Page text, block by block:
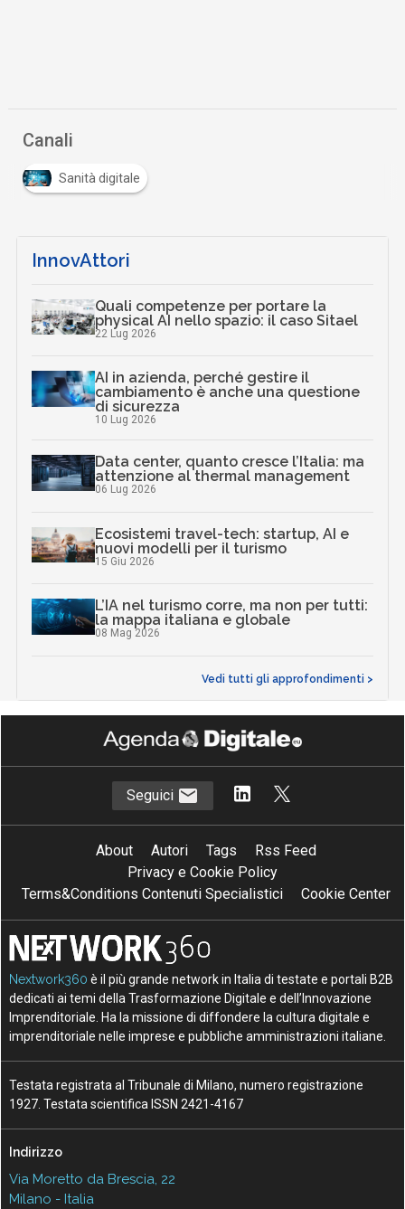
Canali
Sanità digitale
InnovAttori
Quali competenze per portare la
physical AI nello spazio: il caso Sitael
22 Lug 2026
AI in azienda, perché gestire il
cambiamento è anche una questione
di sicurezza
10 Lug 2026
Data center, quanto cresce l’Italia: ma
attenzione al thermal management
06 Lug 2026
Ecosistemi travel-tech: startup, AI e
nuovi modelli per il turismo
15 Giu 2026
L’IA nel turismo corre, ma non per tutti:
la mappa italiana e globale
08 Mag 2026
Vedi tutti gli approfondimenti >
Seguici
About Autori Tags
Rss Feed
Privacy e Cookie Policy
Terms&Conditions Contenuti Specialistici
Cookie Center
Nextwork360 è il più grande network in Italia di testate e portali B2B
dedicati ai temi della Trasformazione Digitale e dell’Innovazione
Imprenditoriale. Ha la missione di diffondere la cultura digitale e
imprenditoriale nelle imprese e pubbliche amministrazioni italiane.
Testata registrata al Tribunale di Milano, numero registrazione
1927. Testata scientifica ISSN 2421-4167
Indirizzo
Via Moretto da Brescia, 22
Milano - Italia